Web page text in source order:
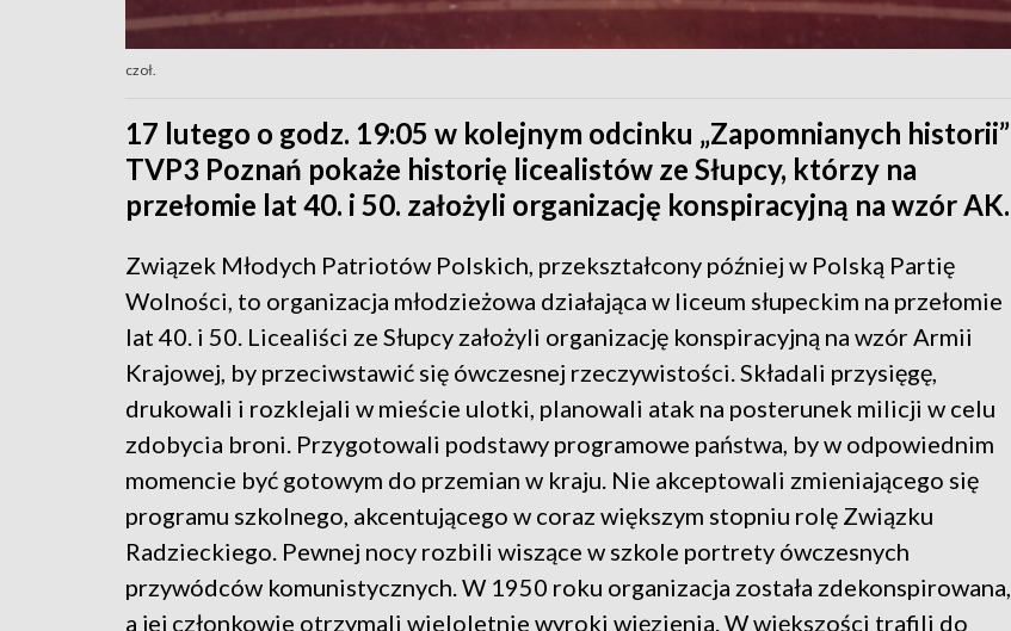
czoł.
17 lutego o godz. 19:05 w kolejnym odcinku „Zapomnianych historii”
TVP3 Poznań pokaże historię licealistów ze Słupcy, którzy na
przełomie lat 40. i 50. założyli organizację konspiracyjną na wzór AK.
Związek Młodych Patriotów Polskich, przekształcony później w Polską Partię
Wolności, to organizacja młodzieżowa działająca w liceum słupeckim na przełomie
lat 40. i 50. Licealiści ze Słupcy założyli organizację konspiracyjną na wzór Armii
Krajowej, by przeciwstawić się ówczesnej rzeczywistości. Składali przysięgę,
drukowali i rozklejali w mieście ulotki, planowali atak na posterunek milicji w celu
zdobycia broni. Przygotowali podstawy programowe państwa, by w odpowiednim
momencie być gotowym do przemian w kraju. Nie akceptowali zmieniającego się
programu szkolnego, akcentującego w coraz większym stopniu rolę Związku
Radzieckiego. Pewnej nocy rozbili wiszące w szkole portrety ówczesnych
przywódców komunistycznych. W 1950 roku organizacja została zdekonspirowana,
a jej członkowie otrzymali wieloletnie wyroki więzienia. W większości trafili do